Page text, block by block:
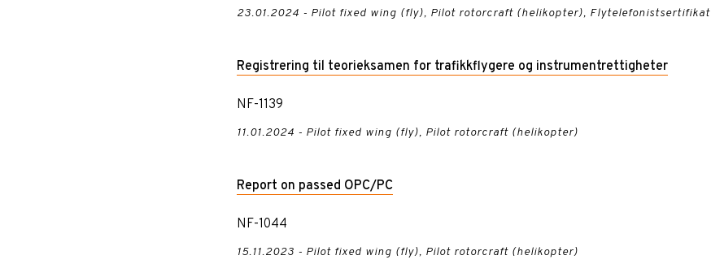
23.01.2024 - Pilot fixed wing (fly), Pilot rotorcraft (helikopter), Flytelefonistsertifikat
Registrering til teorieksamen for trafikkflygere og instrumentrettigheter
NF-1139
11.01.2024 - Pilot fixed wing (fly), Pilot rotorcraft (helikopter)
Report on passed OPC/PC
NF-1044
15.11.2023 - Pilot fixed wing (fly), Pilot rotorcraft (helikopter)